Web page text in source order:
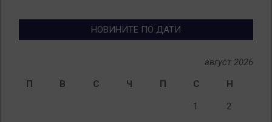
НОВИНИТЕ ПО ДАТИ
август 2026
П
В С Ч П С Н
1 2